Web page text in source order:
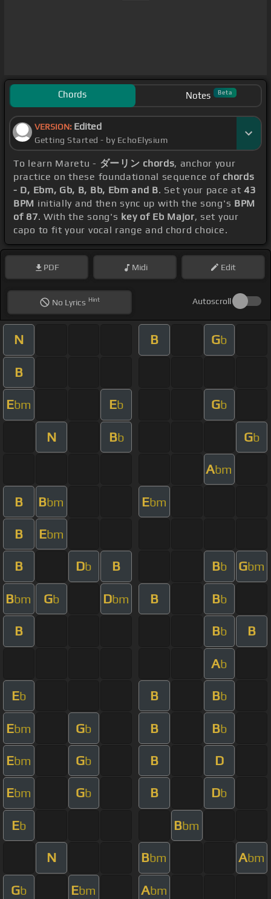
Chords Notes Beta
VERSION: Edited
Getting Started - by EchoElysium
To learn Maretu - ダーリン chords, anchor your
practice on these foundational sequence of chords
- D, Ebm, Gb, B, Bb, Ebm and B. Set your pace at43
BPM initially and then sync up with the song's BPM
of 87. With the song's key of Eb Major, set your
capo to fit your vocal range and chord choice.
PDF Midi Edit
No Lyrics Hint Autoscroll
N B Gb
B
Ebm Eb Gb
N Bb Gb
Abm
B Bbm Ebm
B Ebm
B Db B Bb Gbm
Bbm Gb Dbm B Bb
B Bb B
Ab
Eb B Bb
Ebm Gb B Bb
Ebm Gb B D
Ebm Gb B Db
Eb Bbm
N Bbm Abm
Gb Ebm Abm